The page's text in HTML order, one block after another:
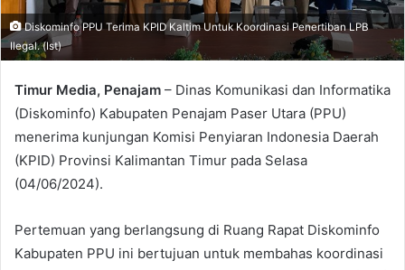
Diskominfo PPU Terima KPID Kaltim Untuk Koordinasi Penertiban LPB
Ilegal. (Ist)
Timur Media, Penajam – Dinas Komunikasi dan Informatika
(Diskominfo) Kabupaten Penajam Paser Utara (PPU)
menerima kunjungan Komisi Penyiaran Indonesia Daerah
(KPID) Provinsi Kalimantan Timur pada Selasa
(04/06/2024).
Pertemuan yang berlangsung di Ruang Rapat Diskominfo
Kabupaten PPU ini bertujuan untuk membahas koordinasi